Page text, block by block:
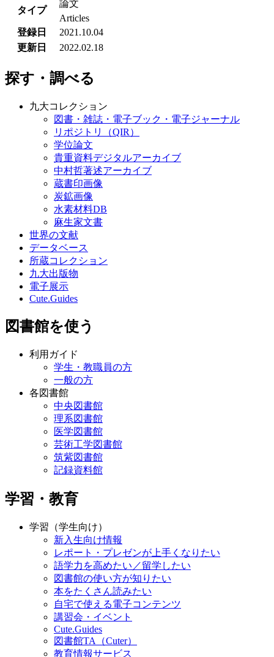
タイプ
論文
Articles
登録日
2021.10.04
更新日
2022.02.18
探す・調べる
九大コレクション
図書・雑誌・電子ブック・電子ジャーナル
リポジトリ（QIR）
学位論文
貴重資料デジタルアーカイブ
中村哲著述アーカイブ
蔵書印画像
炭鉱画像
水素材料DB
麻生家文書
世界の文献
データベース
所蔵コレクション
九大出版物
電子展示
Cute.Guides
図書館を使う
利用ガイド
学生・教職員の方
一般の方
各図書館
中央図書館
理系図書館
医学図書館
芸術工学図書館
筑紫図書館
記録資料館
学習・教育
学習（学生向け）
新入生向け情報
レポート・プレゼンが上手くなりたい
語学力を高めたい／留学したい
図書館の使い方が知りたい
本をたくさん読みたい
自宅で使える電子コンテンツ
講習会・イベント
Cute.Guides
図書館TA（Cuter）
教育情報サービス